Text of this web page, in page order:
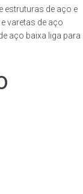
estruturas de aço e
varetas de aço
aço baixa liga para